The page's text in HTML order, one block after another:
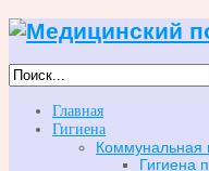
Главная
Гигиена
Коммунальная
Гигиена